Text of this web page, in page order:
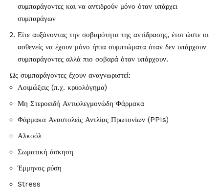
συμπαράγοντες και να αντιδρούν μόνο όταν υπάρχει
συμπαράγων
Είτε αυξάνοντας την σοβαρότητα της αντίδρασης, έτσι ώστε οι
ασθενείς να έχουν μόνο ήπια συμπτώματα όταν δεν υπάρχουν
συμπαράγοντες αλλά πιο σοβαρά όταν υπάρχουν.
Ως συμπαράγοντες έχουν αναγνωριστεί:
Λοιμώξεις (π.χ. κρυολόγημα)
Μη Στεροειδή Αντιφλεγμονώδη Φάρμακα
Φάρμακα Αναστολείς Αντλίας Πρωτονίων (PPIs)
Αλκοόλ
Σωματική άσκηση
Έμμηνος ρύση
Stress